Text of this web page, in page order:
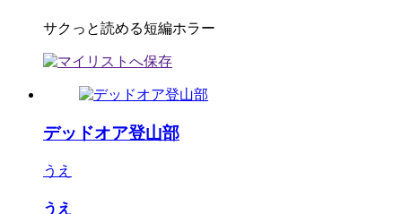
サクっと読める短編ホラー
デッドオア登山部
うえ
うえ